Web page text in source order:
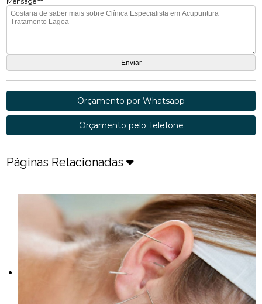
Orçamento por Whatsapp
Orçamento pelo Telefone
Páginas Relacionadas